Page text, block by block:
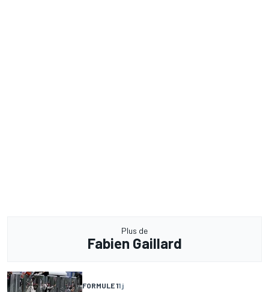
Plus de
Fabien Gaillard
FORMULE 11 j